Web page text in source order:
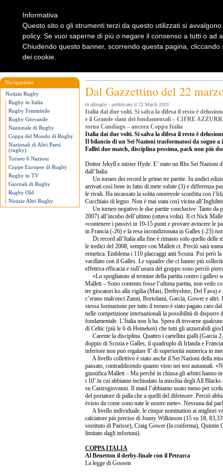
Navigazione
Notizie Rugby
Rugby in Italia
Rugby Femminile
Rugby Giovanile
Nazionale di Rugby
Coppa del Mondo di Rugby
Nazionali di Altri Paesi
(rugby)
Torneo 6 Nazioni
Coppe Europee di Rugby
Rugby in TV
Giornali di Rugby
Rugby Old
Notizie Altri Rugby
Dal Gazzettino del 22
di allrugby - pubblicato il 22 March 2010
Italia dai due volti. Si salva la difesa il resto è
e il Grande slam dei fondamentali – CIFRE
torna Candiago – ancora Coppa Italia
Italia dai due volti. Si salva la difesa il resto è
Il bilancio di un Sei Nazioni trasformatosi da sogno a
Falliti due match, disciplina pessima, pack non più
Dottor Jekyll e mister Hyde. E’ stato un Rbs Sei Nazioni
dall’Italia.
Un torneo dei record le prime tre partite. In undici
arrivati così bene in fatto di mete subite (3) e differenza
le rivali. Ha incassato la solita onorevole sconfitta con
Cucchiaio di legno. Non è mai stata così vicina
Un torneo negativo le due partite conclusive. Tanto da
2007) all’incubo dell’ultimo (ottava volta). Il ct Nick
«contenere i passivi in 10-15 punti e provare avincere le
in Francia (-26) e la resa incondizionata in Galles (-23)
Di record all’Italia alla fine è rimasto solo quello delle
le tredici del 2008, sempre con Mallett ct. Perciò sarà
ermetica. Emblema i 110 placcaggi anti Scozia. Poi però
vacillato con il Galles. Le squadre che ci hanno più
effettiva efficacia e sull’usura del gruppo sono perciò
«Lo spogliatoio al termine della partita contro i gallesi
Mallett – Sono contento fosse l’ultima partita, non vedo
tre giocatori ko alla vigilia (Masi, Derbyshire, Del Fava) e
c’erano malconci Zanni, Bortolami, Garcia, Gower e
stessa formazione per tutto il torneo è stato pagato caro
nelle competizione internazionali la possibilità di disporre
fondamentale. L’Italia non li ha. Spera di trovarne
di Celtic (più le 6 di Heineken) che tutti gli azzurrabili
Carente la disciplina. Quattro i cartellini gialli (Garcia
doppio di Scozia e Galles, il quadruplo di Irlanda e
inferiore non può regalare 8’ di superiorità numerica in
A livello collettivo è stato anche il Sei Nazioni della
passato, contraddicendo quanto visto nei test autunnali.
giustifica Mallett – Ma perchè in chiusa gli arbitri hanno
i 10’ in cui abbiamo inchiodato la mischia degli All Blacks
su Castrogiovanni. Il maul l’abbiamo usato meno per
del portatore di palla che a quelli del difensore. Perciò
èvisto da come sono nate le nostre mete». Nessuna dal
A livello individuale, le cinque nomination ai migliori
calciatore più preciso di Jonny Wilkinson (15 su 18,
sostituto di Parisse), Craig Gower (la conferma), Quintin
limitato dagli infortuni).
COPPA ITALIA
Al Benetton il derby-finale con il Petrarca
La legge di Goosen
Informativa
Questo sito o gli strumenti terzi da questo utilizzati si
policy. Se vuoi saperne di più o negare il consenso a tutti o ad
Chiudendo questo banner, scorrendo questa pagina,
dei cookie.